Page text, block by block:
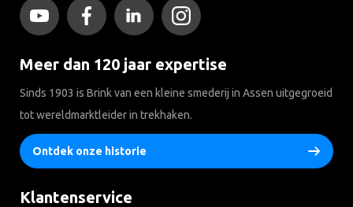
Meer dan 120 jaar expertise
Sinds 1903 is Brink van een kleine smederij in Assen uitgegroeid
tot wereldmarktleider in trekhaken.
Ontdek onze historie
Klantenservice